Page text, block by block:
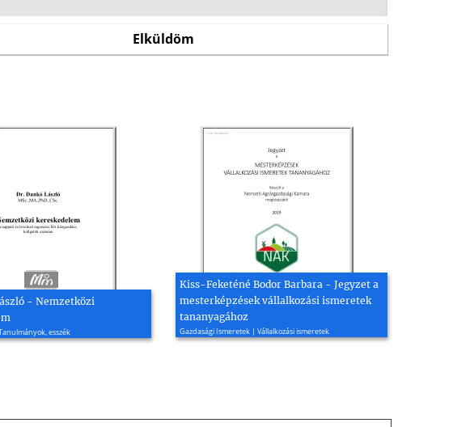
- Nemzetközi
esszék
Kiss-Feketéné Bodor Barbara - Jegyzet a
mesterképzések vállalkozási ismeretek
tananyagához
Gazdasági Ismeretek | Vállalkozási ismeretek